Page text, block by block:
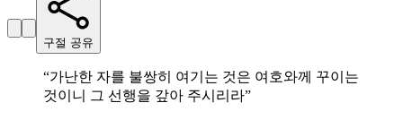
구절 공유
“가난한 자를 불쌍히 여기는 것은 여호와께 꾸이는
것이니 그 선행을 갚아 주시리라”